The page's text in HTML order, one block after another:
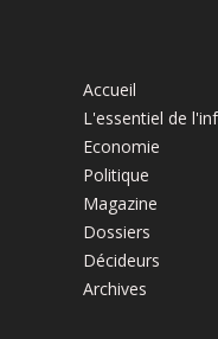
Accueil
L'essentiel de
Economie
Politique
Magazine
Dossiers
Décideurs
Archives